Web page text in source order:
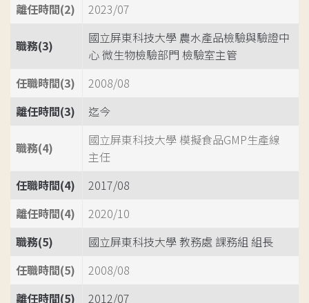
離任時間(2)
2023/07
職務(3)
國立屏東科技大學 農水產品檢驗與驗證中
心 微生物檢驗部門 檢驗室主管
任職時間(3)
2008/08
離任時間(3)
迄今
職務(4)
國立屏東科技大學 模擬食品GMP生產線
主任
任職時間(4)
2017/08
離任時間(4)
2020/10
職務(5)
國立屏東科技大學 教務處 課務組 組長
任職時間(5)
2008/08
離任時間(5)
2012/07